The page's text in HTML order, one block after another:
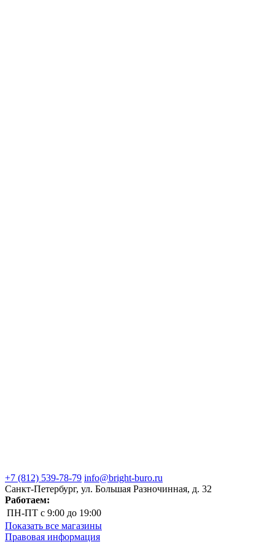
+7 (812) 539-78-79 info@bright-buro.ru
Санкт-Петербург, ул. Большая Разночинная, д. 32
Работаем:
ПН-ПТ с 9:00 до 19:00
Показать все магазины
Правовая информация